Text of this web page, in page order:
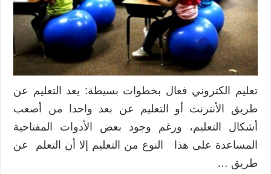
تعليم الكتروني فعال بخطوات بسيطة: يعد التعليم عن
طريق الأنترنت أو التعليم عن بعد واحدا من أصعب
أشكال التعليم، ورغم وجود بعض الأدوات المفتاحية
المساعدة على هذا النوع من التعليم إلا أن التعلم عن
طريق …